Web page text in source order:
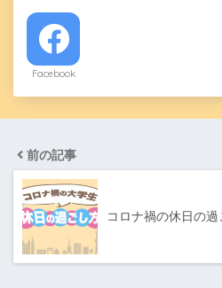
Facebook
前の記事
コロナ禍の休日の